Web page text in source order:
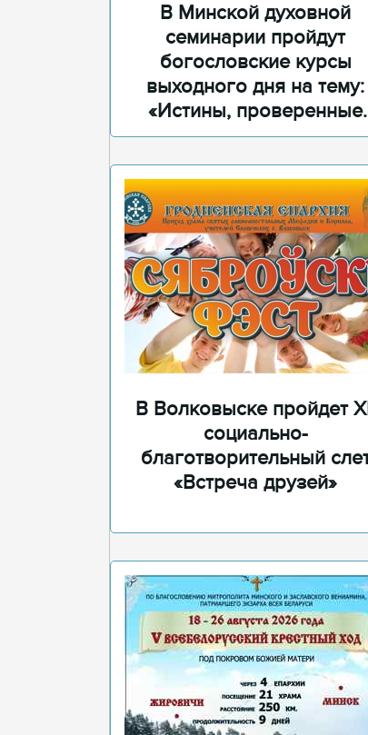
В Минской духовной
семинарии пройдут
богословские курсы
выходного дня на тему:
«Истины, проверенные
временем»
В Волковыске пройдет
социально-
благотворительный
«Встреча друзей»